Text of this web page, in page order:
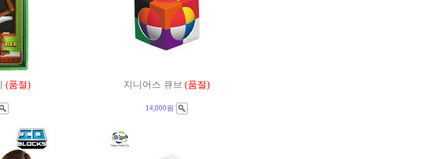
(품절) 지니어스 큐브 (품절)
14,000원